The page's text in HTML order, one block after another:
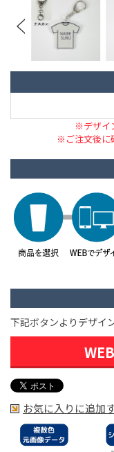
※デザイ
※ご注文後に
下記ボタンよりデザイ
お気に入りに追加